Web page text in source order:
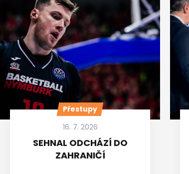
Přestupy
16. 7. 2026
SEHNAL ODCHÁZÍ DO
ZAHRANIČÍ